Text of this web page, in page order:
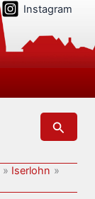
Instagram
Suchen
Iserlohn